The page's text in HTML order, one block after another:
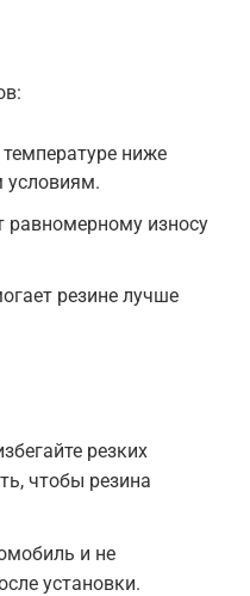
ниже
условиям.
равномерному износу
резине лучше
резких
чтобы резина
и не
установки.